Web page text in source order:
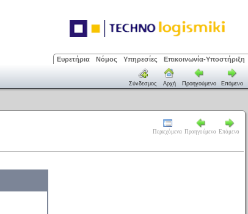
Ευρετήρια Νόμος Υπηρεσίες Επικοινωνία-Υποστήριξη
Σύνδεσμος Αρχή Προηγούμενο Επόμενο